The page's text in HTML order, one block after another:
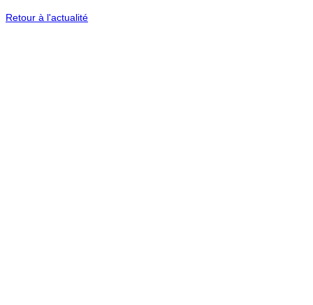
Retour à l'actualité